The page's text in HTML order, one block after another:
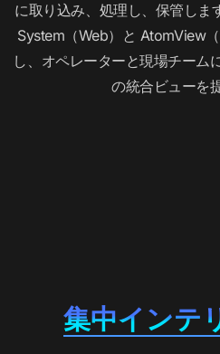
に取り込み、処理し、保管し
System（Web）と AtomView
し、オペレーターと現場チーム
の統合ビューを
集中インテ